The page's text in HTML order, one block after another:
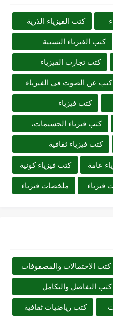
كتب الفيزياء الذرية
كتب الفيزياء النسبية
كتب تجارب الفيزياء
كتب عن الصوت في الفيزياء
كتب فيزياء
كتب فيزياء الجسيمات،
كتب فيزياء ثقافية
عامة كتب فيزياء كونية
فيزياء ملخصات فيزياء
كتب الاحتمالات والمصفوفات
كتب التفاضل والتكامل
كتب رياضيات ثقافية